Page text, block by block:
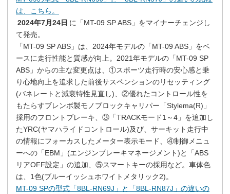
は、こちら。
2024年7月24日 に「MT-09 SP ABS」をマイナーチェンジし
て発売。
「MT-09 SP ABS」は、2024年モデルの「MT-09 ABS」をベ
ースに走行性能と質感が向上。2021年モデルの「MT-09 SP
ABS」からの主な変更点は、①スポーツ走行時の安心感と乗
り心地向上を追求した前後サスペンションのリセッティング
(バネレートと減衰特性見直し)、②優れたコントロール性を
もたらすブレンボ製モノブロックキャリパー「Stylema(R)」
採用のフロントブレーキ、③「TRACKモード1～4」を追加し
たYRC(ヤマハライドコントロール)及び、サーキット走行中
の情報にフォーカスしたメーター表示モード、④制御メニュ
ーへの「EBM」(エンジンブレーキマネージメント)と「ABS
リアOFF設定」の追加、⑤スマートキーの採用など。車体色
は、1色(ブルーイッシュホワイトメタリック2)。
MT-09 SPの型式「8BL-RN69J」と「8BL-RN87J」の違いの